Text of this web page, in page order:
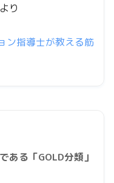
より
ン指導士が教える筋
ある「GOLD分類」